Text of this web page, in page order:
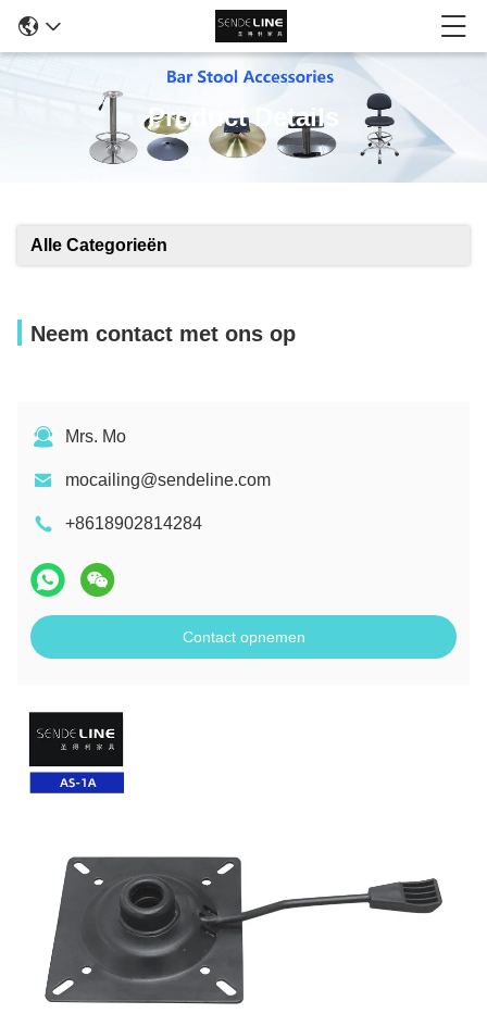
Product Details
Alle Categorieën
Neem contact met ons op
Mrs. Mo
mocailing@sendeline.com
+8618902814284
Contact opnemen